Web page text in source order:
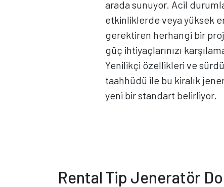
arada sunuyor. Acil
etkinliklerde veya yüksek
gerektiren herhangi bir
güç ihtiyaçlarınızı
Yenilikçi özellikleri ve
taahhüdü ile bu kiralık
yeni bir standart belirliyor.
Rental Tip Jeneratör